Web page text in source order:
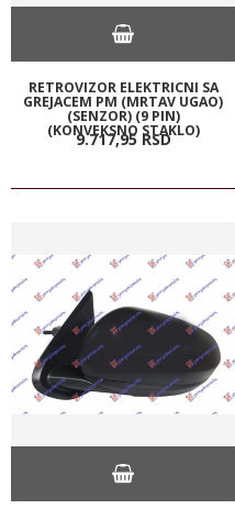
RETROVIZOR ELEKTRICNI SA
GREJACEM PM (MRTAV UGAO)
(SENZOR) (9 PIN)
(KONVEKSNO STAKLO)
9.717,95 RSD